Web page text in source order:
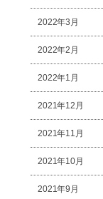
2022年3月
2022年2月
2022年1月
2021年12月
2021年11月
2021年10月
2021年9月